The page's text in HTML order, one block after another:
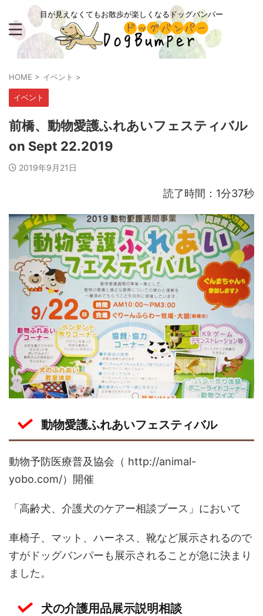
目が見えなくてもお散歩が楽しくなるドッグバンパー
HOME > イベント >
イベント
前橋、動物愛護ふれあいフェスティバル
on Sept 22.2019
2019年9月21日
読了時間：1分37秒
動物愛護ふれあいフェスティバル
動物予防医療普及協会（ http://animal-
yobo.com/）開催
「高齢犬、介護犬のケアー相談ブース」において
車椅子、マット、ハーネス、靴など展示されるので
すがドッグバンパーも展示されることが急に決まり
ました。
犬の介護用品展示説明相談